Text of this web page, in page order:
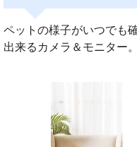
ペットの様子がいつでも
出来るカメラ＆モニター。